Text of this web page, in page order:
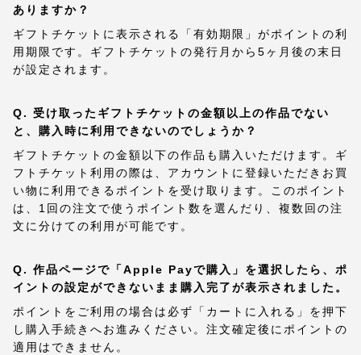
ありますか？
ギフトチケットに表示される「有効期限」がポイントの利
用期限です。ギフトチケットの発行月から5ヶ月後の末日
が設定されます。
Q. 受け取ったギフトチケットの金額以上の作品でない
と、購入時に利用できないのでしょうか？
ギフトチケットの金額以下の作品も購入いただけます。ギ
フトチケット利用の際は、アカウントに登録いただきお買
い物に利用できるポイントを受け取ります。このポイント
は、1回の注文で使うポイント数を選んだり、複数回の注
文に分けての利用が可能です。
Q. 作品ページで「Apple Payで購入」を選択したら、ポ
イントの設定ができないまま購入完了が表示されました。
ポイントをご利用の場合は必ず「カートに入れる」を押下
し購入手続きへお進みください。注文確定後にポイントの
適用はできません。